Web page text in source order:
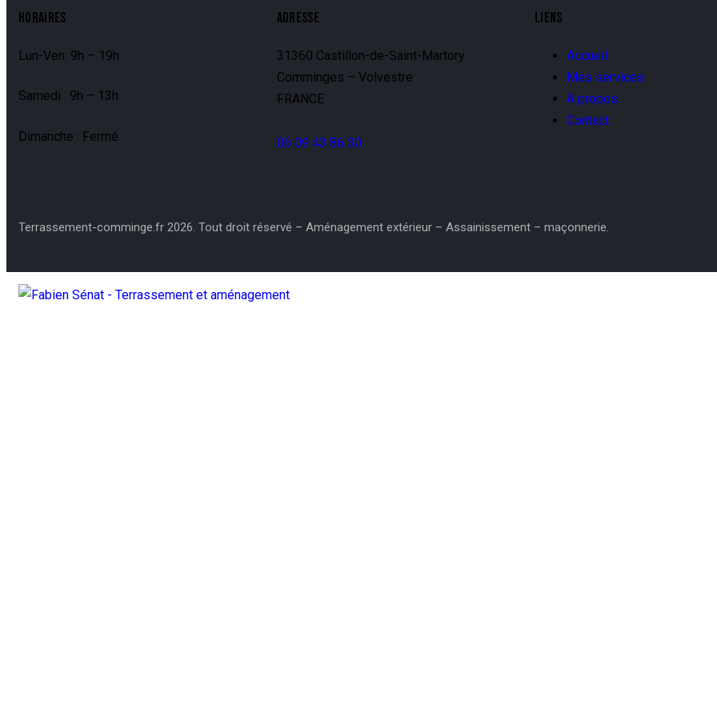
HORAIRES
Lun-Ven: 9h – 19h
Samedi : 9h – 13h
Dimanche : Fermé
ADRESSE
31360 Castillon-de-Saint-Martory
Comminges – Volvestre
FRANCE
06 09 43 86 30
LIENS
Accueil
Mes services
A propos
Contact
Terrassement-comminge.fr 2026. Tout droit réservé – Aménagement extérieur – Assainissement – maçonnerie.